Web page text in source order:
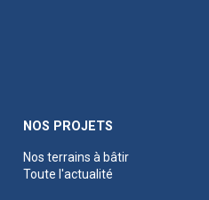
NOS PROJETS
Nos terrains à bâtir
Toute l'actualité